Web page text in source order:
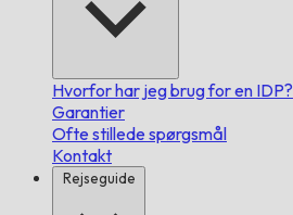
Hvorfor har jeg brug for en IDP?
Garantier
Ofte stillede spørgsmål
Kontakt
Rejseguide